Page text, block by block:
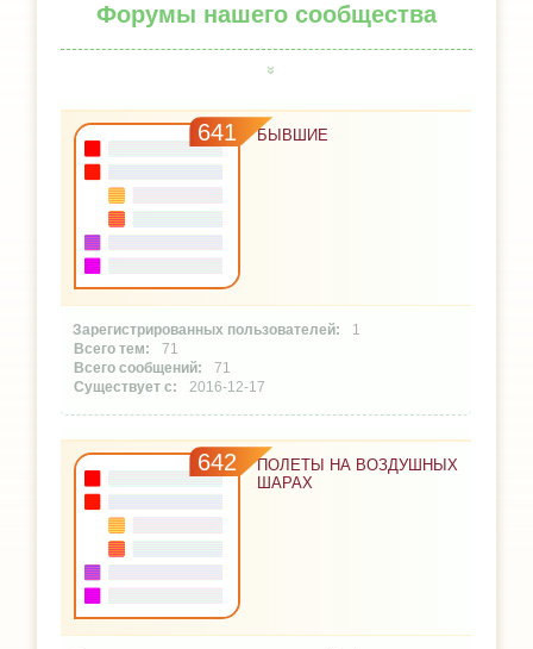
Форумы нашего сообщества
641 БЫВШИЕ
1
71
71
2016-12-17
642
ПОЛЕТЫ НА ВОЗДУШНЫХ
ШАРАХ